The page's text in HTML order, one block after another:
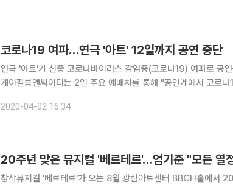
코로나19 여파…연극 '아트' 12일까지 공연 중단
연극 '아트'가 신종 코로나바이러스 감염증(코로나19) 여파로 공연을 중단
케이필름앤씨어터는 2일 주요 예매처를 통해 "공연계에서 코로나
2020-04-02 16:34
20주년 맞은 뮤지컬 '베르테르'…엄기준 "모든 열
창작뮤지컬 '베르테르'가 오는 8월 광림아트센터 BBCH홀에서